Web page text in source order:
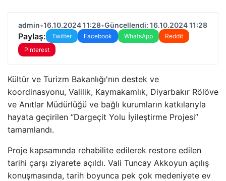
admin•16.10.2024 11:28•Güncellendi: 16.10.2024 11:28
Paylaş: Twitter Facebook WhatsApp
Reddit
Pinterest
Kültür ve Turizm Bakanlığı'nın destek ve
koordinasyonu, Valilik, Kaymakamlık, Diyarbakır Rölöve
ve Anıtlar Müdürlüğü ve bağlı kurumların katkılarıyla
hayata geçirilen “Dargeçit Yolu İyileştirme Projesi”
tamamlandı.
Proje kapsamında rehabilite edilerek restore edilen
tarihi çarşı ziyarete açıldı. Vali Tuncay Akkoyun açılış
konuşmasında, tarih boyunca pek çok medeniyete ev